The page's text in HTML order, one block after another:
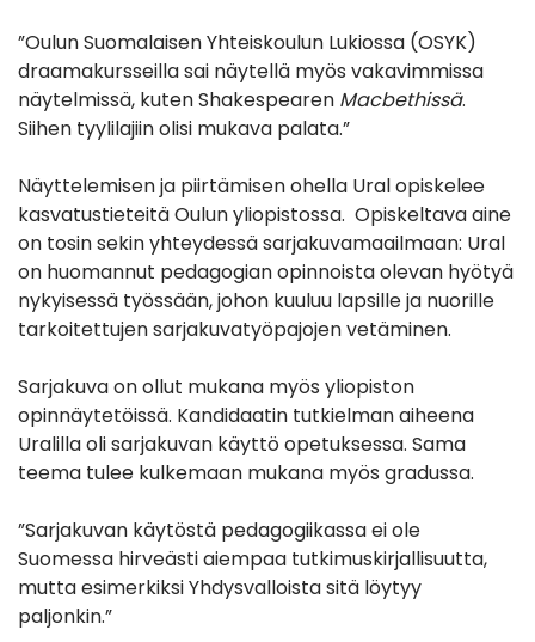
”Oulun Suomalaisen Yhteiskoulun Lukiossa (OSYK)
draamakursseilla sai näytellä myös vakavimmissa
näytelmissä, kuten Shakespearen Macbethissä.
Siihen tyylilajiin olisi mukava palata.”
Näyttelemisen ja piirtämisen ohella Ural opiskelee
kasvatustieteitä Oulun yliopistossa. Opiskeltava aine
on tosin sekin yhteydessä sarjakuvamaailmaan: Ural
on huomannut pedagogian opinnoista olevan hyötyä
nykyisessä työssään, johon kuuluu lapsille ja nuorille
tarkoitettujen sarjakuvatyöpajojen vetäminen.
Sarjakuva on ollut mukana myös yliopiston
opinnäytetöissä. Kandidaatin tutkielman aiheena
Uralilla oli sarjakuvan käyttö opetuksessa. Sama
teema tulee kulkemaan mukana myös gradussa.
”Sarjakuvan käytöstä pedagogiikassa ei ole
Suomessa hirveästi aiempaa tutkimuskirjallisuutta,
mutta esimerkiksi Yhdysvalloista sitä löytyy
paljonkin.”